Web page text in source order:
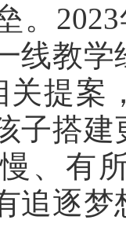
。
线教学
关提案
子搭建
、有
追逐